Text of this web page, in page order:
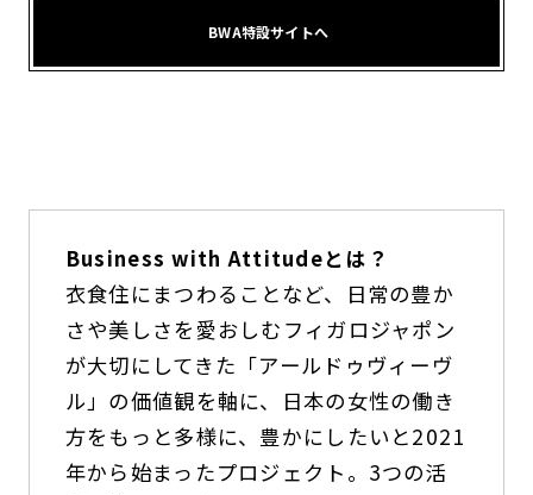
BWA特設サイトへ
Business with Attitudeとは？
衣食住にまつわることなど、日常の豊か
さや美しさを愛おしむフィガロジャポン
が大切にしてきた「アールドゥヴィーヴ
ル」の価値観を軸に、日本の女性の働き
方をもっと多様に、豊かにしたいと2021
年から始まったプロジェクト。3つの活